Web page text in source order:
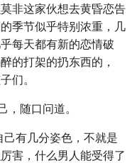
非这家伙想去黄昏恋告
季节似乎特别浓重，几
每天都有新的恋情破
的打架的扔东西的，
们。
，随口问道。
己有几分姿色，不就是
害，什么男人能受得了